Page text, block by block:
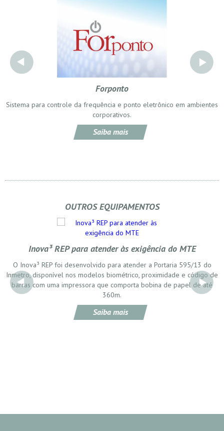
Forponto
Sistema para controle da frequência e ponto eletrônico em ambientes
corporativos.
Saiba mais
OUTROS EQUIPAMENTOS
Inova³ REP para atender às exigência do MTE
O Inova³ REP foi desenvolvido para atender a Portaria 595/13 do
Inmetro, disponível nos modelos biométrico, proximidade e código de
barras com uma impressora que comporta bobina de papel de até
360m.
Saiba mais